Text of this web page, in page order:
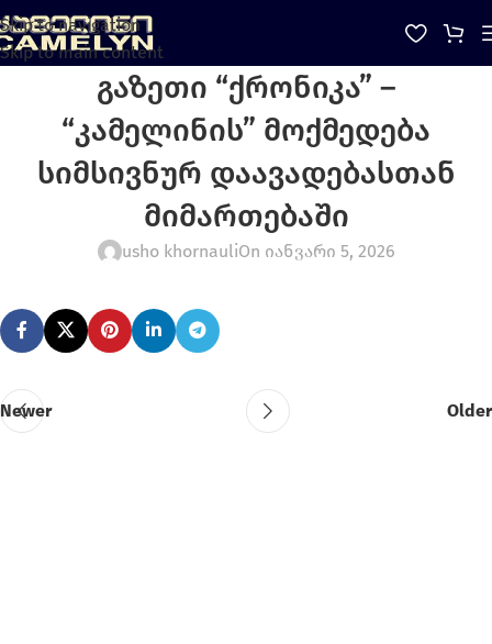
Skip to navigation
Skip to main content
გაზეთი “ქრონიკა” –
“კამელინის” მოქმედება
სიმსივნურ დაავადებასთან
მიმართებაში
usho khornauliOn იანვარი 5, 2026
Newer Older